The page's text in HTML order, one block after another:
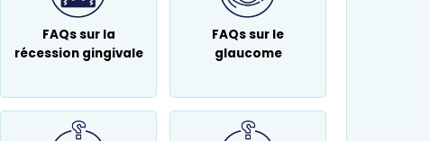
FAQs sur la
récession gingivale
FAQs sur le
glaucome